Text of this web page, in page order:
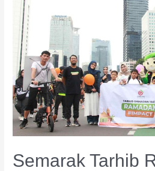
Semarak Tarhib
Semarak
Tarhib
Ramadan,
Gemilang
Indonesia
Hadirkan
Booth
Interaktif
di
CFD
Sudirman